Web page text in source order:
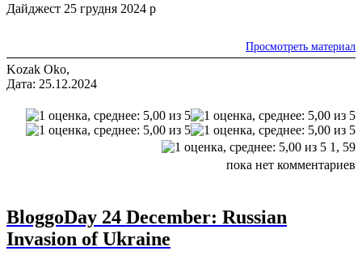
Дайджест 25 грудня 2024 р
Просмотреть материал
Kozak Oko,
Дата: 25.12.2024
1, 59
пока нет комментариев
BloggoDay 24 December: Russian
Invasion of Ukraine